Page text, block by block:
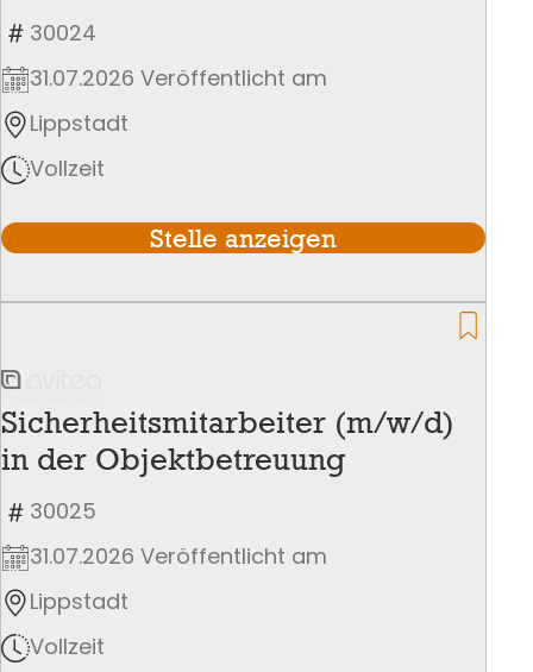
30024
31.07.2026 Veröffentlicht am
Lippstadt
Vollzeit
Stelle anzeigen
Sicherheitsmitarbeiter (m/w/d)
in der Objektbetreuung
30025
31.07.2026 Veröffentlicht am
Lippstadt
Vollzeit